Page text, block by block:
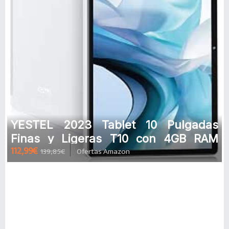
YESTEL 2023 Tablet 10 Pulgadas
Finas y Ligeras T10 con 4GB RAM
+64GB ROM Ampliable hasta 256 GB,
And
112,99€ 139,85€ Ofertas Amazon